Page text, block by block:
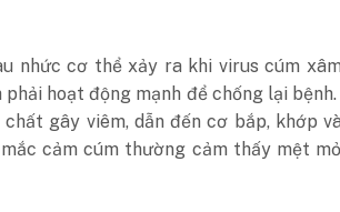
nhức cơ thể xảy ra khi virus cúm
phải hoạt động mạnh để chống lại
gây viêm, dẫn đến cơ bắp, khớp
cảm cúm thường cảm thấy mệt